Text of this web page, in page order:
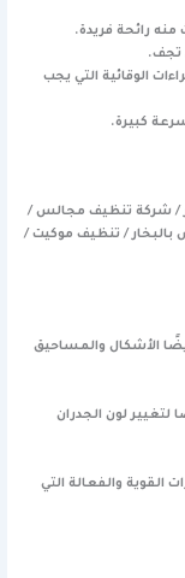
رائحة فريدة.
تجف.
الوقائية التي يجب
كبيرة.
/ شركة تنظيف مجالس /
/ تنظيف موكيت /
الأشكال والمساحيق
لون الجدران
القوية والفعالة التي